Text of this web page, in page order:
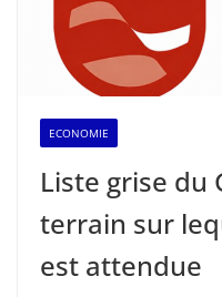
ECONOMIE
Liste grise du
terrain sur
est attendue